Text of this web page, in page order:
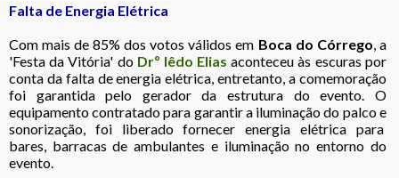
Falta de Energia Elétrica
Com mais de 85% dos votos válidos em Boca do Córrego, a
'Festa da Vitória' do Drº Iêdo Elias aconteceu às escuras por
conta da falta de energia elétrica, entretanto, a comemoração
foi garantida pelo gerador da estrutura do evento. O
equipamento contratado para garantir a iluminação do palco e
sonorização, foi liberado fornecer energia elétrica para
bares, barracas de ambulantes e iluminação no entorno do
evento.